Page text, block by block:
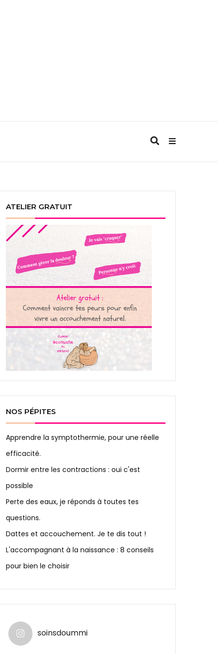
ATELIER GRATUIT
NOS PÉPITES
Apprendre la symptothermie, pour une réelle
efficacité.
Dormir entre les contractions : oui c'est
possible
Perte des eaux, je réponds à toutes tes
questions.
Dattes et accouchement. Je te dis tout !
L'accompagnant à la naissance : 8 conseils
pour bien le choisir
soinsdoummi